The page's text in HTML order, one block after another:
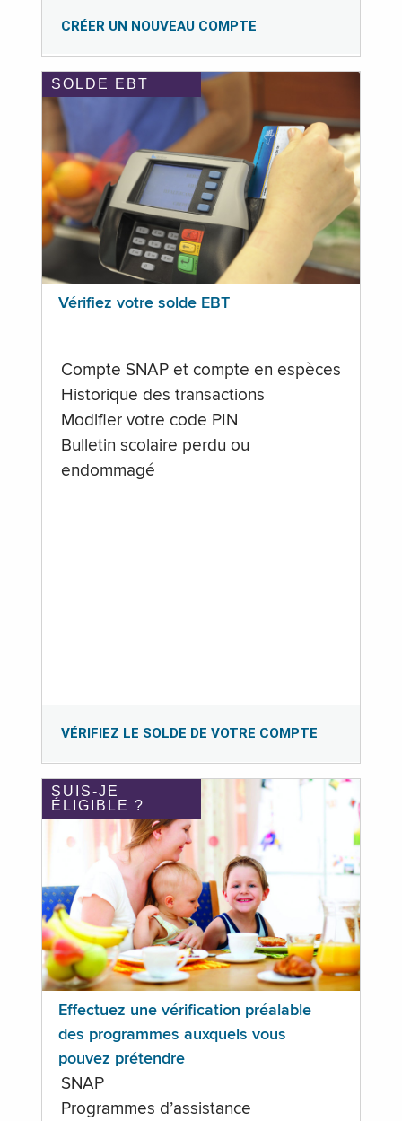
CRÉER UN NOUVEAU COMPTE
SOLDE EBT
Vérifiez votre solde EBT
Compte SNAP et compte en espèces
Historique des transactions
Modifier votre code PIN
Bulletin scolaire perdu ou
endommagé
VÉRIFIEZ LE SOLDE DE VOTRE COMPTE
SUIS-JE
ÉLIGIBLE ?
Effectuez une vérification préalable
des programmes auxquels vous
pouvez prétendre
SNAP
Programmes d’assistance